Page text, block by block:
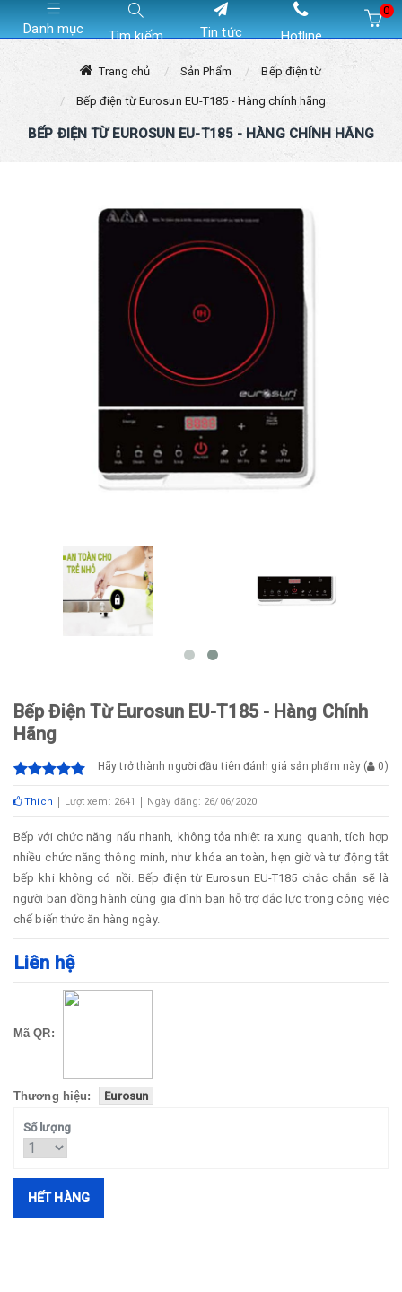
Danh mục Tìm kiếm Tin tức Hotline
0
Trang chủ Sản Phẩm Bếp điện từ
Bếp điện từ Eurosun EU-T185 - Hàng chính hãng
BẾP ĐIỆN TỪ EUROSUN EU-T185 - HÀNG CHÍNH HÃNG
Bếp Điện Từ Eurosun EU-T185 - Hàng Chính
Hãng
Hãy trở thành người đầu tiên đánh giá sản phẩm này ( 0)
Thích Lượt xem: 2641 Ngày đăng: 26/06/2020
Bếp với chức năng nấu nhanh, không tỏa nhiệt ra xung quanh, tích hợp
nhiều chức năng thông minh, như khóa an toàn, hẹn giờ và tự động tắt
bếp khi không có nồi. Bếp điện từ Eurosun EU-T185 chắc chắn sẽ là
người bạn đồng hành cùng gia đình bạn hỗ trợ đắc lực trong công việc
chế biến thức ăn hàng ngày.
Liên hệ
Mã QR:
Thương hiệu: Eurosun
Số lượng
HẾT HÀNG